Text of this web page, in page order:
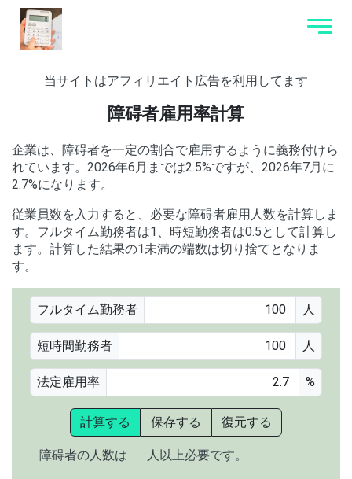
当サイトはアフィリエイト広告を利用してます
障碍者雇用率計算
企業は、障碍者を一定の割合で雇用するように義務付けら
れています。2026年6月までは2.5%ですが、2026年7月に
2.7%になります。
従業員数を入力すると、必要な障碍者雇用人数を計算しま
す。フルタイム勤務者は1、時短勤務者は0.5として計算し
ます。計算した結果の1未満の端数は切り捨てとなりま
す。
フルタイム勤務者 人
短時間勤務者 人
法定雇用率 %
計算する 保存する 復元する
障碍者の人数は 人以上必要です。